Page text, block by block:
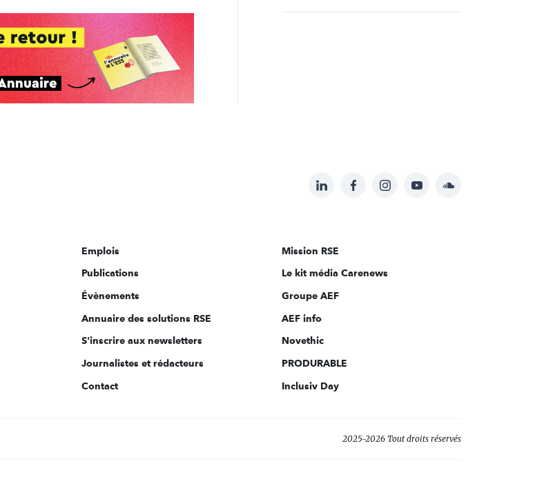
Suivez-
sur:
LinkedInFacebookInstagramYouTubeSoundcloud
Emplois
Publications
Évènements
Annuaire des solutions RSE
S'inscrire aux newsletters
Journalistes et rédacteurs
Contact
Mission RSE
Le kit média Carenews
Groupe AEF
AEF info
Novethic
PRODURABLE
Inclusiv Day
2025-2026 Tout droits réservés